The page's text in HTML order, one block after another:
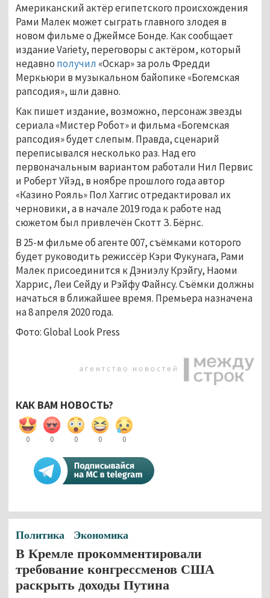
Американский актёр египетского происхождения
Рами Малек может сыграть главного злодея в
новом фильме о Джеймсе Бонде. Как сообщает
издание Variety, переговоры с актёром, который
недавно получил «Оскар» за роль Фредди
Меркьюри в музыкальном байопике «Богемская
рапсодия», шли давно.
Как пишет издание, возможно, персонаж звезды
сериала «Мистер Робот» и фильма «Богемская
рапсодия» будет слепым. Правда, сценарий
переписывался несколько раз. Над его
первоначальным вариантом работали Нил Первис
и Роберт Уйэд, в ноябре прошлого года автор
«Казино Рояль» Пол Хаггис отредактировал их
черновики, а в начале 2019 года к работе над
сюжетом был привлечён Скотт З. Бёрнс.
В 25-м фильме об агенте 007, съёмками которого
будет руководить режиссёр Кэри Фукунага, Рами
Малек присоединится к Дэниэлу Крэйгу, Наоми
Харрис, Леи Сейду и Рэйфу Файнсу. Съёмки должны
начаться в ближайшее время. Премьера назначена
на 8 апреля 2020 года.
Фото: Global Look Press
КАК ВАМ НОВОСТЬ?
0 0 0 0 0
Политика Экономика
В Кремле прокомментировали
требование конгрессменов США
раскрыть доходы Путина